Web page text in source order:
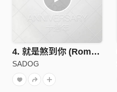
4. 就​是​煞​到​你 (Romantic Curse)
SADOG